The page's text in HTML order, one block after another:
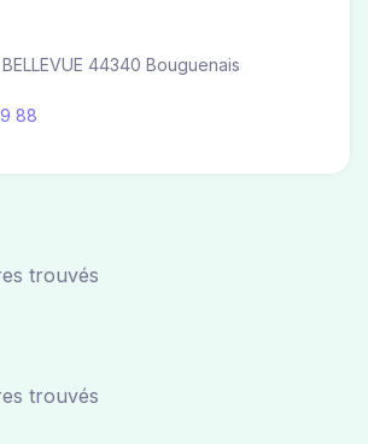
BELLEVUE 44340 Bouguenais
88
trouvés
trouvés